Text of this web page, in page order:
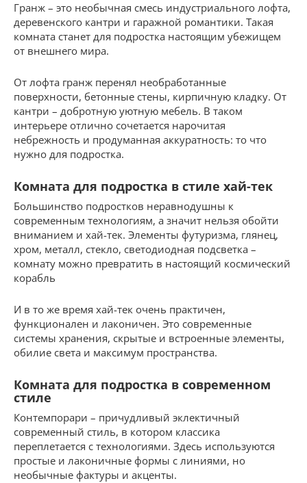
Гранж – это необычная смесь индустриального лофта,
деревенского кантри и гаражной романтики. Такая
комната станет для подростка настоящим убежищем
от внешнего мира.
От лофта гранж перенял необработанные
поверхности, бетонные стены, кирпичную кладку. От
кантри – добротную уютную мебель. В таком
интерьере отлично сочетается нарочитая
небрежность и продуманная аккуратность: то что
нужно для подростка.
Комната для подростка в стиле хай-тек
Большинство подростков неравнодушны к
современным технологиям, а значит нельзя обойти
вниманием и хай-тек. Элементы футуризма, глянец,
хром, металл, стекло, светодиодная подсветка –
комнату можно превратить в настоящий космический
корабль
И в то же время хай-тек очень практичен,
функционален и лаконичен. Это современные
системы хранения, скрытые и встроенные элементы,
обилие света и максимум пространства.
Комната для подростка в современном
стиле
Контемпорари – причудливый эклектичный
современный стиль, в котором классика
переплетается с технологиями. Здесь используются
простые и лаконичные формы с линиями, но
необычные фактуры и акценты.